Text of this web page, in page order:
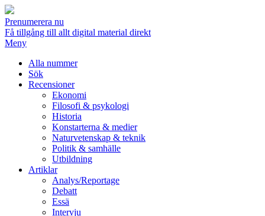
Prenumerera nu
Få tillgång till allt digital material direkt
Meny
Alla nummer
Sök
Recensioner
Ekonomi
Filosofi & psykologi
Historia
Konstarterna & medier
Naturvetenskap & teknik
Politik & samhälle
Utbildning
Artiklar
Analys/Reportage
Debatt
Essä
Intervju